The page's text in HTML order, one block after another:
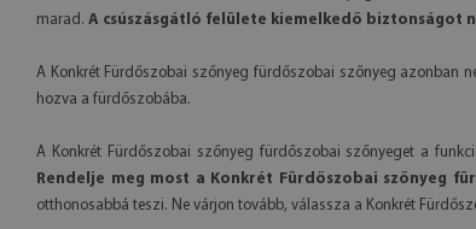
marad. A csúszásgátló felülete kiemelkedő biztonságot
A Konkrét Fürdőszobai szőnyeg fürdőszobai szőnyeg azonban
hozva a fürdőszobába.
A Konkrét Fürdőszobai szőnyeg fürdőszobai szőnyeget a
Rendelje meg most a Konkrét Fürdőszobai szőnyeg
otthonosabbá teszi. Ne várjon tovább, válassza a Konkrét